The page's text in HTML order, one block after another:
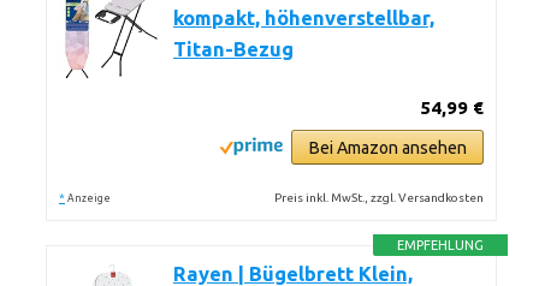
kompakt, höhenverstellbar,
Titan-Bezug
54,99 €
Bei Amazon ansehen
* Anzeige Preis inkl. MwSt., zzgl. Versandkosten
EMPFEHLUNG
Rayen | Bügelbrett Klein,